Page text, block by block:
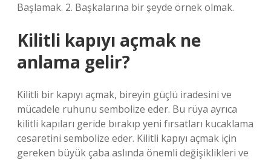
Başlamak. 2. Başkalarına bir şeyde örnek olmak.
Kilitli kapıyı açmak ne
anlama gelir?
Kilitli bir kapıyı açmak, bireyin güçlü iradesini ve
mücadele ruhunu sembolize eder. Bu rüya ayrıca
kilitli kapıları geride bırakıp yeni fırsatları kucaklama
cesaretini sembolize eder. Kilitli kapıyı açmak için
gereken büyük çaba aslında önemli değişiklikleri ve